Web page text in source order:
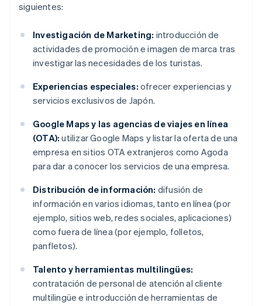
siguientes:
Investigación de Marketing: introducción de
actividades de promoción e imagen de marca tras
investigar las necesidades de los turistas.
Experiencias especiales: ofrecer experiencias y
servicios exclusivos de Japón.
Google Maps y las agencias de viajes en línea
(OTA): utilizar Google Maps y listar la oferta de una
empresa en sitios OTA extranjeros como Agoda
para dar a conocer los servicios de una empresa.
Distribución de información: difusión de
información en varios idiomas, tanto en línea (por
ejemplo, sitios web, redes sociales, aplicaciones)
como fuera de línea (por ejemplo, folletos,
panfletos).
Talento y herramientas multilingües:
contratación de personal de atención al cliente
multilingüe e introducción de herramientas de